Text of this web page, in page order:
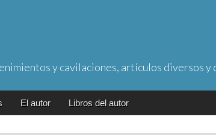
y cavilaciones, artículos diversos y
El autor Libros del autor